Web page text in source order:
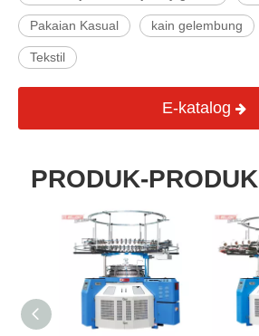
Pakaian Kasual kain gelembung
Tekstil
E-katalog
PRODUK-